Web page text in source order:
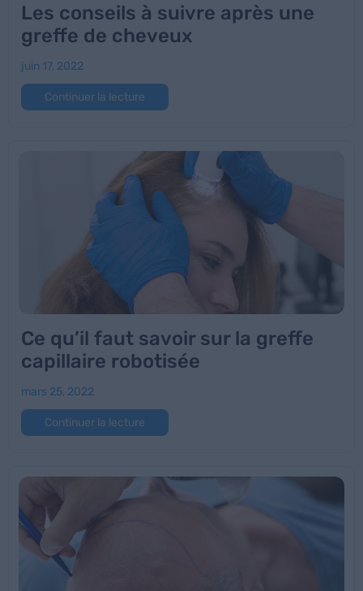
Les conseils à suivre après une
greffe de cheveux
juin 17, 2022
Continuer la lecture
Ce qu’il faut savoir sur la greffe
capillaire robotisée
mars 25, 2022
Continuer la lecture